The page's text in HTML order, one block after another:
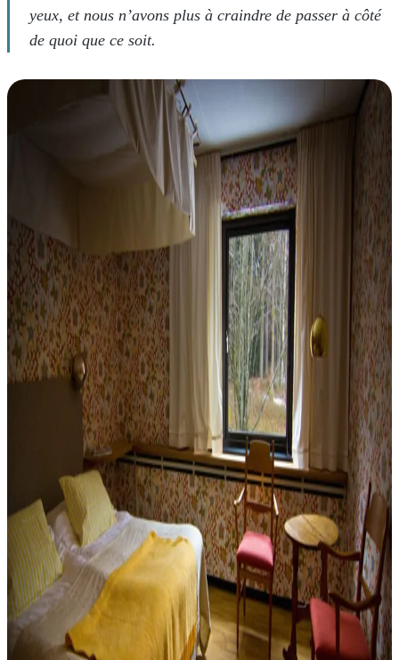
yeux, et nous n’avons plus à craindre de passer à côté
de quoi que ce soit.